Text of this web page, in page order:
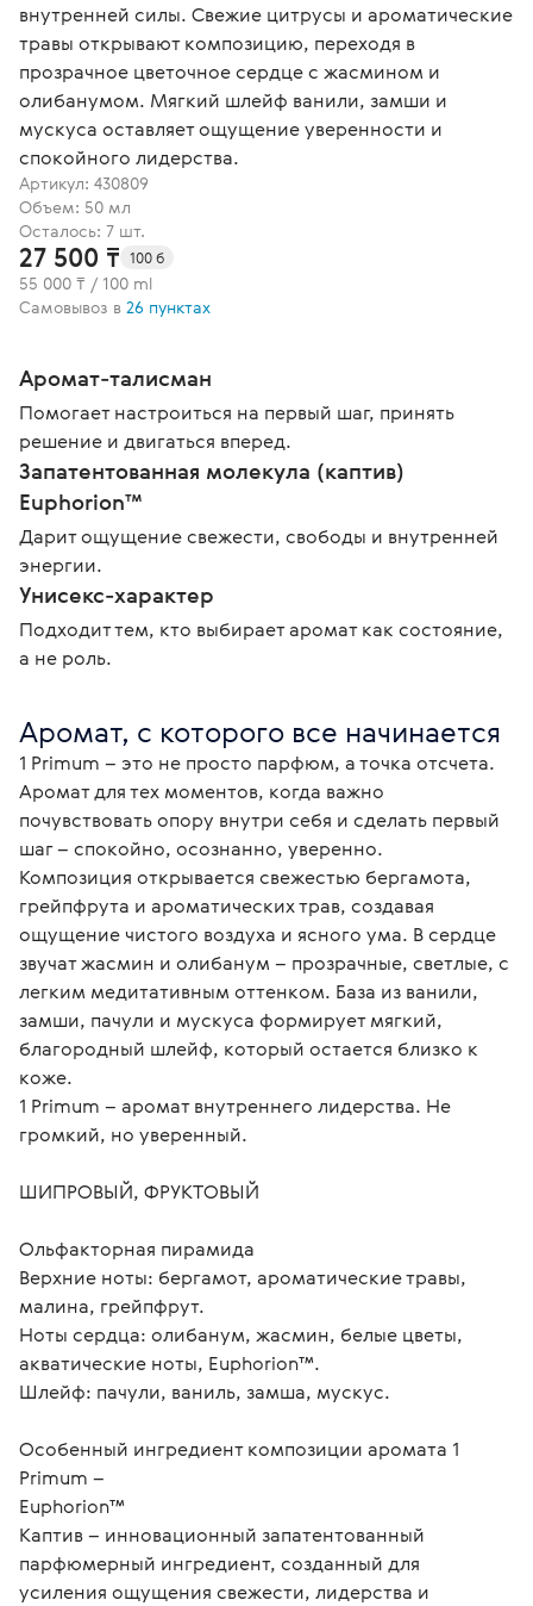
внутренней силы. Свежие цитрусы и ароматические
травы открывают композицию, переходя в
прозрачное цветочное сердце с жасмином и
олибанумом. Мягкий шлейф ванили, замши и
мускуса оставляет ощущение уверенности и
спокойного лидерства.
Артикул: 430809
Объем: 50 мл
Осталось: 7 шт.
27 500 ₸ 100 б
55 000 ₸ / 100 ml
Самовывоз в 26 пунктах
Аромат-талисман
Помогает настроиться на первый шаг, принять
решение и двигаться вперед.
Запатентованная молекула (каптив)
Euphorion™
Дарит ощущение свежести, свободы и внутренней
энергии.
Унисекс-характер
Подходит тем, кто выбирает аромат как состояние,
а не роль.
Аромат, с которого все начинается
1 Primum – это не просто парфюм, а точка отсчета.
Аромат для тех моментов, когда важно
почувствовать опору внутри себя и сделать первый
шаг – спокойно, осознанно, уверенно.
Композиция открывается свежестью бергамота,
грейпфрута и ароматических трав, создавая
ощущение чистого воздуха и ясного ума. В сердце
звучат жасмин и олибанум – прозрачные, светлые, с
легким медитативным оттенком. База из ванили,
замши, пачули и мускуса формирует мягкий,
благородный шлейф, который остается близко к
коже.
1 Primum – аромат внутреннего лидерства. Не
громкий, но уверенный.
ШИПРОВЫЙ, ФРУКТОВЫЙ
Ольфакторная пирамида
Верхние ноты: бергамот, ароматические травы,
малина, грейпфрут.
Ноты сердца: олибанум, жасмин, белые цветы,
акватические ноты, Euphorion™.
Шлейф: пачули, ваниль, замша, мускус.
Особенный ингредиент композиции аромата 1
Primum –
Euphorion™
Каптив – инновационный запатентованный
парфюмерный ингредиент, созданный для
усиления ощущения свежести, лидерства и